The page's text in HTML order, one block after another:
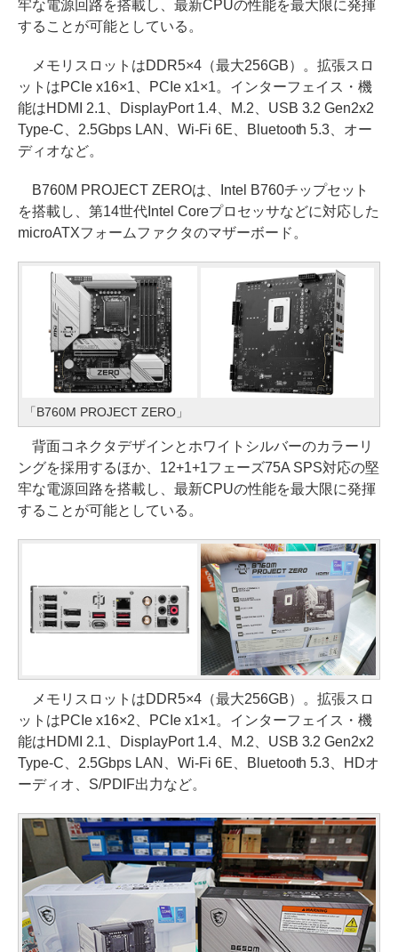
牢な電源回路を搭載し、最新CPUの性能を最大限に発揮
することが可能としている。
メモリスロットはDDR5×4（最大256GB）。拡張スロ
ットはPCIe x16×1、PCIe x1×1。インターフェイス・機
能はHDMI 2.1、DisplayPort 1.4、M.2、USB 3.2 Gen2x2
Type-C、2.5Gbps LAN、Wi-Fi 6E、Bluetooth 5.3、オー
ディオなど。
B760M PROJECT ZEROは、Intel B760チップセット
を搭載し、第14世代Intel Coreプロセッサなどに対応した
microATXフォームファクタのマザーボード。
「B760M PROJECT ZERO」
背面コネクタデザインとホワイトシルバーのカラーリ
ングを採用するほか、12+1+1フェーズ75A SPS対応の堅
牢な電源回路を搭載し、最新CPUの性能を最大限に発揮
することが可能としている。
メモリスロットはDDR5×4（最大256GB）。拡張スロ
ットはPCIe x16×2、PCIe x1×1。インターフェイス・機
能はHDMI 2.1、DisplayPort 1.4、M.2、USB 3.2 Gen2x2
Type-C、2.5Gbps LAN、Wi-Fi 6E、Bluetooth 5.3、HDオ
ーディオ、S/PDIF出力など。